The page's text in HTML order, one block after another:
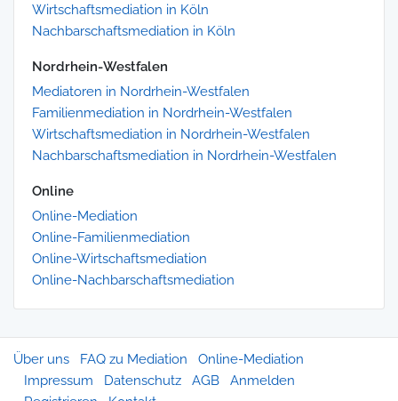
Wirtschaftsmediation in Köln
Nachbarschaftsmediation in Köln
Nordrhein-Westfalen
Mediatoren in Nordrhein-Westfalen
Familienmediation in Nordrhein-Westfalen
Wirtschaftsmediation in Nordrhein-Westfalen
Nachbarschaftsmediation in Nordrhein-Westfalen
Online
Online-Mediation
Online-Familienmediation
Online-Wirtschaftsmediation
Online-Nachbarschaftsmediation
Über uns FAQ zu Mediation
Online-Mediation
Impressum
Datenschutz AGB
Anmelden